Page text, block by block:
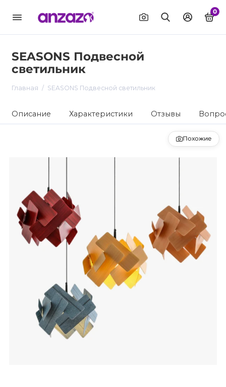
0
SEASONS Подвесной
светильник
Главная SEASONS Подвесной светильник
Описание Характеристики Отзывы
Похожие